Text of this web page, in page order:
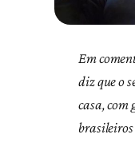
Em
diz que o
casa,